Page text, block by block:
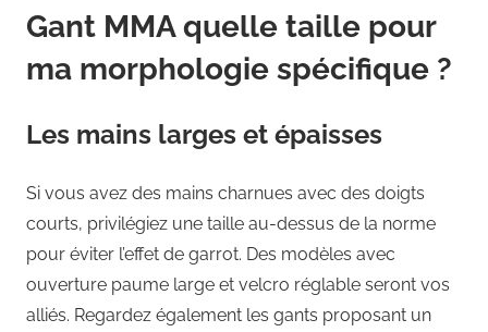
Gant MMA quelle taille pour
ma morphologie spécifique ?
Les mains larges et épaisses
Si vous avez des mains charnues avec des doigts
courts, privilégiez une taille au-dessus de la norme
pour éviter l’effet de garrot. Des modèles avec
ouverture paume large et velcro réglable seront vos
alliés. Regardez également les gants proposant un